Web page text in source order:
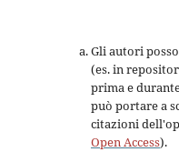
Gli autori
(es. in
prima e
può portare a
citazioni
Open Access).